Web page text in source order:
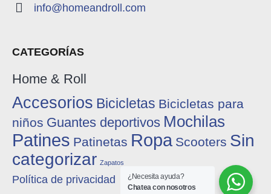
info@homeandroll.com
CATEGORÍAS
Home & Roll
Accesorios Bicicletas Bicicletas para
niños Guantes deportivos Mochilas
Patines Patinetas Ropa Scooters Sin
categorizar Zapatos
Política de privacidad
¿Necesita ayuda?
Chatea con nosotros